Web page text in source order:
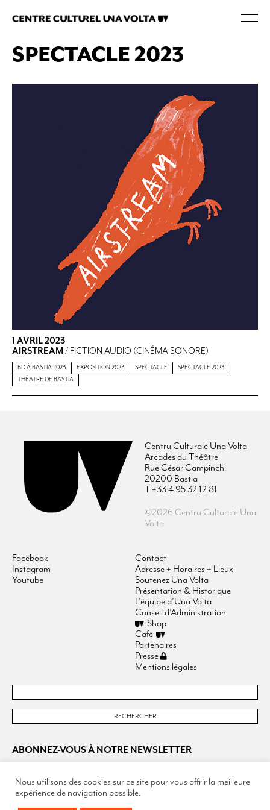
SPECTACLE 2023
1 AVRIL 2023
AIRSTREAM / FICTION AUDIO (CINÉMA SONORE)
BD À BASTIA 2023 EXPOSITION 2023 SPECTACLE
SPECTACLE 2023
THÉATRE DE BASTIA
Centru Culturale Una Volta
Arcades du Théâtre
Rue César Campinchi
20200 Bastia
T +33 4 95 32 12 81
©2026 Centru Culturale Una
Volta
Facebook
Instagram
Youtube
Contact
Adresse + Horaires + Lieux
Soutenez Una Volta
Présentation & Historique
L’équipe d’Una Volta
Conseil d’Administration
Shop
Café
Partenaires
Presse
Mentions légales
ABONNEZ-VOUS À NOTRE NEWSLETTER
Nous utilisons des cookies sur ce site pour vous offrir la meilleure
expérience de navigation possible.